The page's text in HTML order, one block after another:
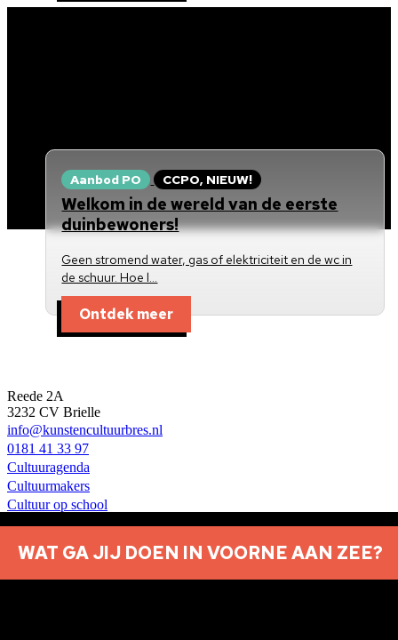
Aanbod PO CCPO, NIEUW!
Welkom in de wereld van de eerste
duinbewoners!
Geen stromend water, gas of elektriciteit en de wc in
de schuur. Hoe l…
Ontdek meer
Reede 2A
3232 CV Brielle
info@kunstencultuurbres.nl
0181 41 33 97
Cultuuragenda
Cultuurmakers
Cultuur op school
Over ons
Nieuwsbrief aanmelden
Privacyverklaring
WAT GA JIJ DOEN IN VOORNE AAN ZEE?